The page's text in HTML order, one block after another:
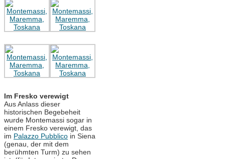
Im Fresko verewigt
Aus Anlass dieser
historischen Begebeheit
wurde Montemassi sogar in
einem Fresko verewigt, das
im Palazzo Pubblico in Siena
(genau, der mit dem
berühmten Turm) zu sehen